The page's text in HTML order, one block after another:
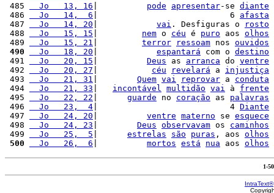
485
  Jo   13, 16
pode apresentar-se diante
486
  Jo   14,  6
|                           6 afasta
487
  Jo   14, 20
vai . Desfiguras o
rosto
488
  Jo   15, 15
nem o céu é puro aos olhos
489
  Jo   15, 21
terror ressoam nos ouvidos
490
  Jo   18, 20
espantará com o destino
491
  Jo   20, 15
Deus as arranca do ventre
492
  Jo   20, 27
céu revelará a injustiça
493
  Jo   21, 31
Quem vai reprovar a conduta
494
  Jo   21, 33
incontável multidão vai à frente
495
  Jo   22, 22
guarde no coração as palavras
496
  Jo   23,  4
|                           4 Diante
497
  Jo   24, 20
ventre materno se esquece
498
  Jo   24, 23
Deus observavam os caminhos
499
  Jo   25,  5
estrelas são puras , aos olhos
500
  Jo   26,  6
mortos está nua aos olhos
1-
IntraText®